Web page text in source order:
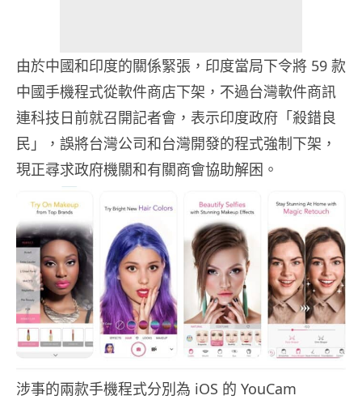
由於中國和印度的關係緊張，印度當局下令將 59 款
中國手機程式從軟件商店下架，不過台灣軟件商訊
連科技日前就召開記者會，表示印度政府「殺錯良
民」，誤將台灣公司和台灣開發的程式強制下架，
現正尋求政府機關和有關商會協助解困。
涉事的兩款手機程式分別為 iOS 的 YouCam